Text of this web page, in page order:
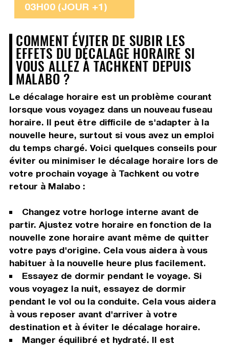
03H00 (JOUR +1)
COMMENT ÉVITER DE SUBIR LES
EFFETS DU DÉCALAGE HORAIRE SI
VOUS ALLEZ À TACHKENT DEPUIS
MALABO ?
Le décalage horaire est un problème courant
lorsque vous voyagez dans un nouveau fuseau
horaire. Il peut être difficile de s'adapter à la
nouvelle heure, surtout si vous avez un emploi
du temps chargé. Voici quelques conseils pour
éviter ou minimiser le décalage horaire lors de
votre prochain voyage à Tachkent ou votre
retour à Malabo :
Changez votre horloge interne avant de
partir. Ajustez votre horaire en fonction de la
nouvelle zone horaire avant même de quitter
votre pays d'origine. Cela vous aidera à vous
habituer à la nouvelle heure plus facilement.
Essayez de dormir pendant le voyage. Si
vous voyagez la nuit, essayez de dormir
pendant le vol ou la conduite. Cela vous aidera
à vous reposer avant d'arriver à votre
destination et à éviter le décalage horaire.
Manger équilibré et hydraté. Il est